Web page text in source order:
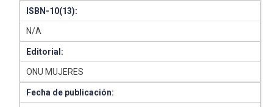
ISBN-10(13):
N/A
Editorial:
ONU MUJERES
Fecha de publicación: